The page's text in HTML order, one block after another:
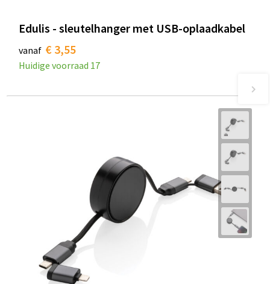
Edulis - sleutelhanger met USB-oplaadkabel
vanaf € 3,55
Huidige voorraad 17